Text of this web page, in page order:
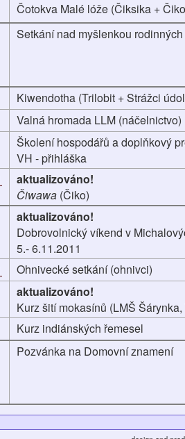
Čotokva Malé lóže (Čiksika +
Setkání nad myšlenkou
Kiwendotha (Trilobit + Strážci
Valná hromada LLM (náčelnictvo)
Školení hospodářů a doplňkový
VH - přihláška
aktualizováno!
Čiwawa (Čiko)
aktualizováno!
Dobrovolnický víkend v
5.- 6.11.2011
Ohnivecké setkání (ohnivci)
aktualizováno!
Kurz šití mokasínů (LMŠ
Kurz indiánských řemesel
Pozvánka na Domovní znamení